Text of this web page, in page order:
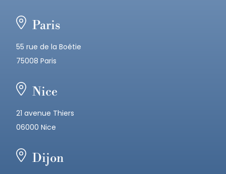
Paris
55 rue de la Boétie
75008 Paris
Nice
21 avenue Thiers
06000 Nice
Dijon